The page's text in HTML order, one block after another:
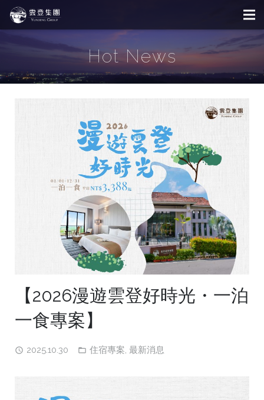
Hot News
【2026漫遊雲登好時光・一泊
一食專案】
2025.10.30 住宿專案 最新消息